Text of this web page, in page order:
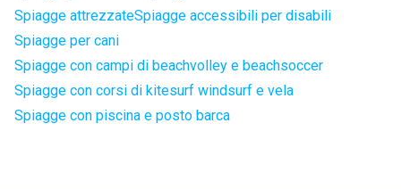
Spiagge attrezzateSpiagge accessibili per disabili
Spiagge per cani
Spiagge con campi di beachvolley e beachsoccer
Spiagge con corsi di kitesurf windsurf e vela
Spiagge con piscina e posto barca